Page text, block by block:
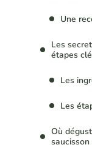
Une
Les
étapes
Les
Les
Où
saucisson